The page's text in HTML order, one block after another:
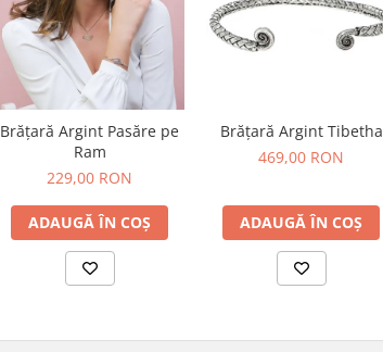
Brățară Argint Pasăre pe
Ram
229,00 RON
ADAUGĂ ÎN COȘ
Brățară Argint Tibetha
469,00 RON
ADAUGĂ ÎN COȘ